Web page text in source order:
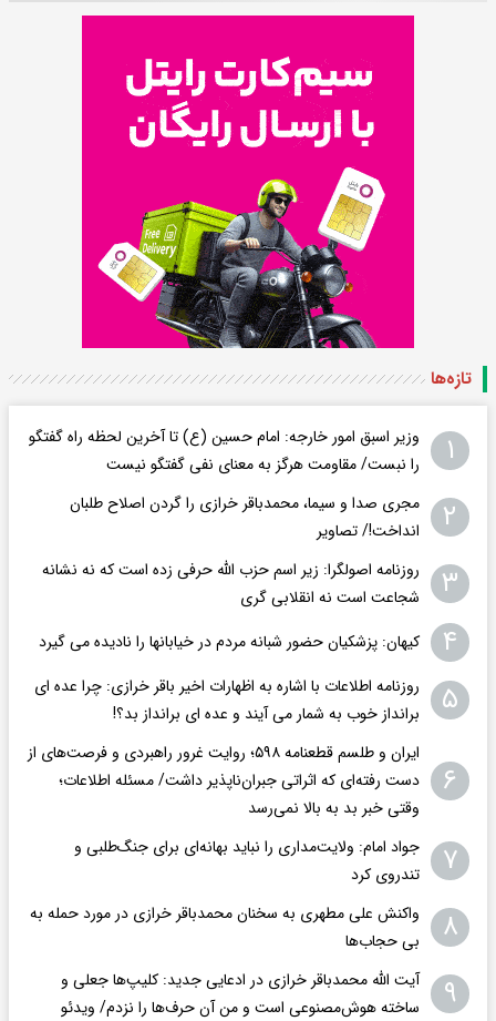
تازه‌ها
۱
وزیر اسبق امور خارجه: امام حسین (ع) تا آخرین لحظه راه گفتگو
را نبست/ مقاومت هرگز به معنای نفی گفتگو نیست
۲
مجری صدا و سیما، محمدباقر خرازی را گردن اصلاح طلبان
انداخت!/ تصاویر
۳
روزنامه اصولگرا: زیر اسم حزب الله حرفی زده است که نه نشانه
شجاعت است نه انقلابی گری
۴ کیهان: پزشکیان حضور شبانه مردم در خیابانها را نادیده می گیرد
۵
روزنامه اطلاعات با اشاره به اظهارات اخیر باقر خرازی: چرا عده ای
برانداز خوب به شمار می آیند و عده ای برانداز بد؟!
۶
ایران و طلسم قطعنامه ۵۹۸؛ روایت غرور راهبردی و فرصت‌های از
دست رفته‌ای که اثراتی جبران‌ناپذیر داشت/ مسئله اطلاعات؛
وقتی خبر بد به بالا نمی‌رسد
۷
جواد امام: ولایت‌مداری را نباید بهانه‌ای برای جنگ‌طلبی و
تندروی کرد
۸
واکنش علی مطهری به سخنان محمدباقر خرازی در مورد حمله به
بی حجاب‌ها
۹
آیت الله محمدباقر خرازی در ادعایی جدید: کلیپ‌ها جعلی و
ساخته هوش‌مصنوعی است و من آن حرف‌ها را نزدم/ ویدئو